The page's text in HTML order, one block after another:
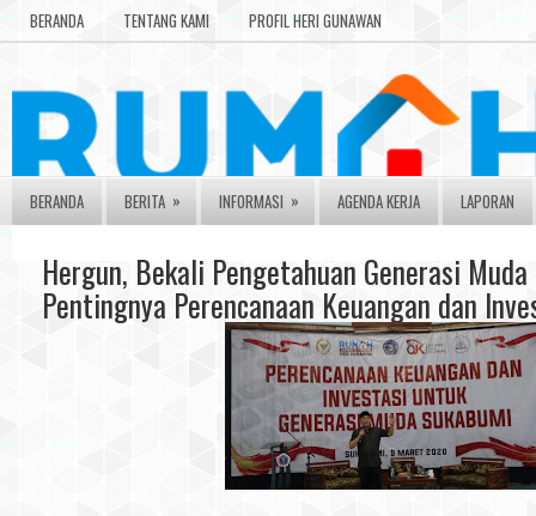
BERANDA TENTANG KAMI PROFIL HERI GUNAWAN
BERANDA BERITA » INFORMASI » AGENDA KERJA LAPORAN
Hergun, Bekali Pengetahuan Generasi
Pentingnya Perencanaan Keuangan dan